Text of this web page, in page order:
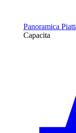
Panoramica
Capacita